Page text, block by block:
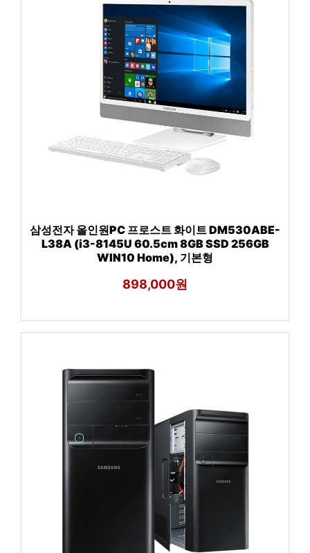
삼성전자 올인원PC 프로스트 화이트 DM530ABE-
L38A (i3-8145U 60.5cm 8GB SSD 256GB
WIN10 Home), 기본형
898,000원